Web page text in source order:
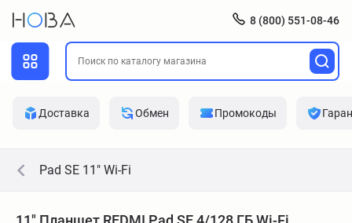
8 (800) 551-08-46
Доставка Обмен Промокоды
Pad SE 11" Wi-Fi